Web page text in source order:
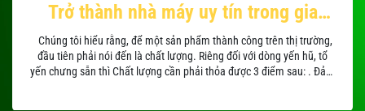
Trở thành nhà máy uy tín trong gia
công yến hũ cho nhiều thương hiệu nổi
tiếng
đầu tiên phải nói đến là chất lượng. Riêng đối với dòng yến hũ, tổ
yến chưng sẵn thì Chất lượng cần phải thỏa được 3 điểm sau: . Đảm